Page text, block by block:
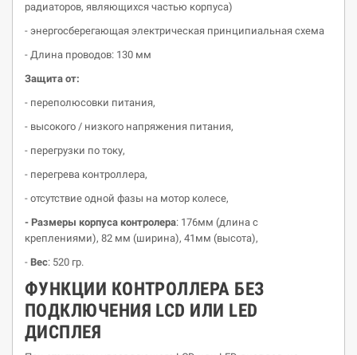
радиаторов, являющихся частью корпуса)
- энергосберегающая электрическая принципиальная схема
- Длина проводов: 130 мм
Защита от:
- переполюсовки питания,
- высокого / низкого напряжения питания,
- перегрузки по току,
- перегрева контроллера,
- отсутствие одной фазы на мотор колесе,
- Размеры корпуса контролера: 176мм (длина с
креплениями), 82 мм (ширина), 41мм (высота),
- Вес: 520 гр.
ФУНКЦИИ КОНТРОЛЛЕРА БЕЗ
ПОДКЛЮЧЕНИЯ LCD ИЛИ LED
ДИСПЛЕЯ